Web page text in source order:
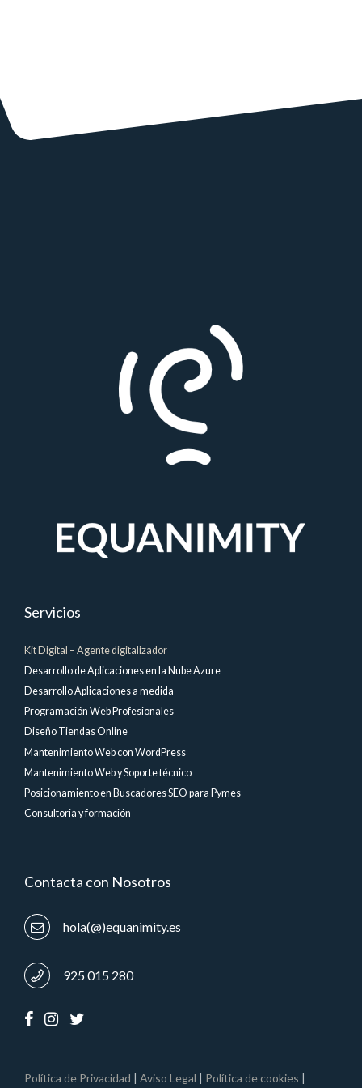
Servicios
Kit Digital – Agente digitalizador
Desarrollo de Aplicaciones en la Nube Azure
Desarrollo Aplicaciones a medida
Programación Web Profesionales
Diseño Tiendas Online
Mantenimiento Web con WordPress
Mantenimiento Web y Soporte técnico
Posicionamiento en Buscadores SEO para Pymes
Consultoria y formación
Contacta con Nosotros
hola(@)equanimity.es
925 015 280
Política de Privacidad | Aviso Legal | Política de cookies |